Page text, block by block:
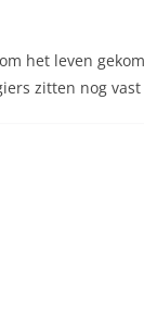
het leven
zitten nog